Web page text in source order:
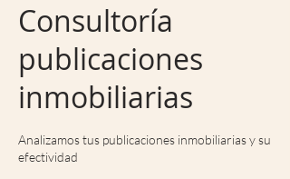
Consultoría
publicaciones
inmobiliarias
Analizamos tus publicaciones inmobiliarias y su
efectividad